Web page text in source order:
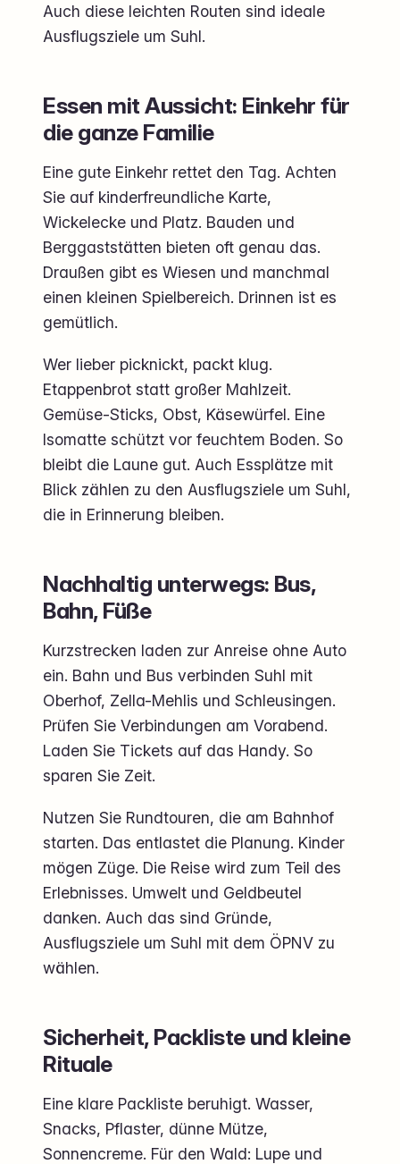
Auch diese leichten Routen sind ideale
Ausflugsziele um Suhl.
Essen mit Aussicht: Einkehr für
die ganze Familie
Eine gute Einkehr rettet den Tag. Achten
Sie auf kinderfreundliche Karte,
Wickelecke und Platz. Bauden und
Berggaststätten bieten oft genau das.
Draußen gibt es Wiesen und manchmal
einen kleinen Spielbereich. Drinnen ist es
gemütlich.
Wer lieber picknickt, packt klug.
Etappenbrot statt großer Mahlzeit.
Gemüse-Sticks, Obst, Käsewürfel. Eine
Isomatte schützt vor feuchtem Boden. So
bleibt die Laune gut. Auch Essplätze mit
Blick zählen zu den Ausflugsziele um Suhl,
die in Erinnerung bleiben.
Nachhaltig unterwegs: Bus,
Bahn, Füße
Kurzstrecken laden zur Anreise ohne Auto
ein. Bahn und Bus verbinden Suhl mit
Oberhof, Zella-Mehlis und Schleusingen.
Prüfen Sie Verbindungen am Vorabend.
Laden Sie Tickets auf das Handy. So
sparen Sie Zeit.
Nutzen Sie Rundtouren, die am Bahnhof
starten. Das entlastet die Planung. Kinder
mögen Züge. Die Reise wird zum Teil des
Erlebnisses. Umwelt und Geldbeutel
danken. Auch das sind Gründe,
Ausflugsziele um Suhl mit dem ÖPNV zu
wählen.
Sicherheit, Packliste und kleine
Rituale
Eine klare Packliste beruhigt. Wasser,
Snacks, Pflaster, dünne Mütze,
Sonnencreme. Für den Wald: Lupe und